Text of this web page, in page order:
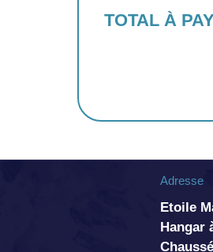
TOTAL À
Adresse
Etoile
Hangar